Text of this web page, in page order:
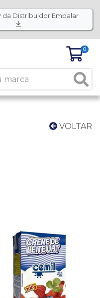
da Distribuidor Embalar
0
VOLTAR